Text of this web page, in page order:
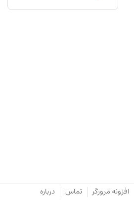
افزونه مرورگر تماس درباره